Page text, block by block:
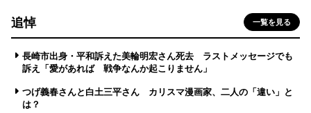
追悼 一覧を見る
長崎市出身・平和訴えた美輪明宏さん死去 ラストメッセージでも
訴え「愛があれば 戦争なんか起こりません」
つげ義春さんと白土三平さん カリスマ漫画家、二人の「違い」と
は？